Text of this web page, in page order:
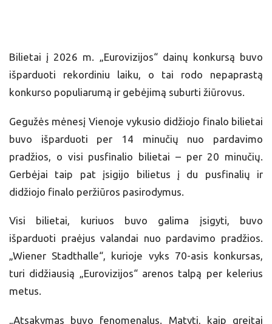
Bilietai į 2026 m. „Eurovizijos“ dainų konkursą buvo
išparduoti rekordiniu laiku, o tai rodo nepaprastą
konkurso populiarumą ir gebėjimą suburti žiūrovus.
Gegužės mėnesį Vienoje vykusio didžiojo finalo bilietai
buvo išparduoti per 14 minučių nuo pardavimo
pradžios, o visi pusfinalio bilietai – per 20 minučių.
Gerbėjai taip pat įsigijo bilietus į du pusfinalių ir
didžiojo finalo peržiūros pasirodymus.
Visi bilietai, kuriuos buvo galima įsigyti, buvo
išparduoti praėjus valandai nuo pardavimo pradžios.
„Wiener Stadthalle“, kurioje vyks 70-asis konkursas,
turi didžiausią „Eurovizijos“ arenos talpą per kelerius
metus.
„Atsakymas buvo fenomenalus. Matyti, kaip greitai